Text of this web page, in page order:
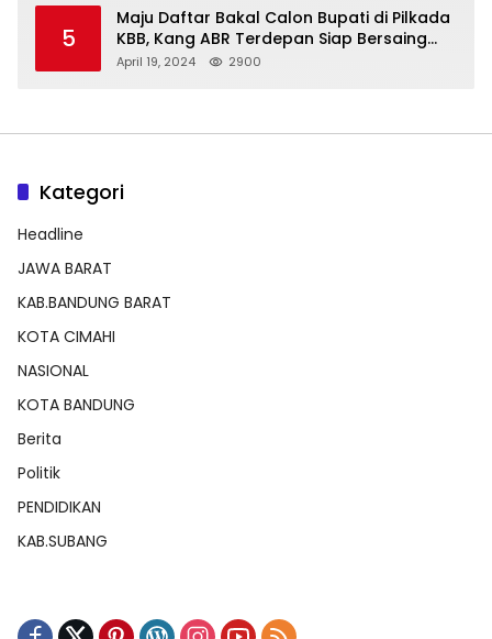
5
Maju Daftar Bakal Calon Bupati di Pilkada
KBB, Kang ABR Terdepan Siap Bersaing
Dengan Balon Lainnya
April 19, 2024 2900
Kategori
Headline
JAWA BARAT
KAB.BANDUNG BARAT
KOTA CIMAHI
NASIONAL
KOTA BANDUNG
Berita
Politik
PENDIDIKAN
KAB.SUBANG